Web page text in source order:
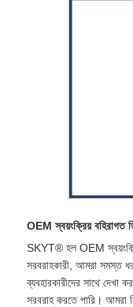
OEM স্বয়ংক্রিয় বহিরাগত
SKYT® হল OEM
সরবরাহকারী, আমরা সমস্ত
ব্যবহারকারীদের সাথে দেখা
সরবরাহ করতে পারি। আমরা